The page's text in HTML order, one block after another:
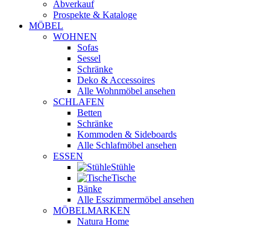
Abverkauf
Prospekte & Kataloge
MÖBEL
WOHNEN
Sofas
Sessel
Schränke
Deko & Accessoires
Alle Wohnmöbel ansehen
SCHLAFEN
Betten
Schränke
Kommoden & Sideboards
Alle Schlafmöbel ansehen
ESSEN
Stühle
Tische
Bänke
Alle Esszimmermöbel ansehen
MÖBELMARKEN
Natura Home